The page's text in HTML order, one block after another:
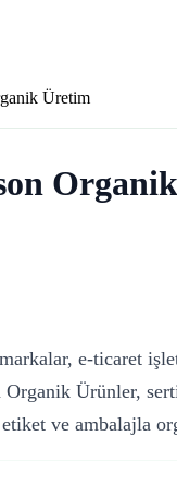
Üretim
e-ticaret
Ürünler,
ve ambalajla